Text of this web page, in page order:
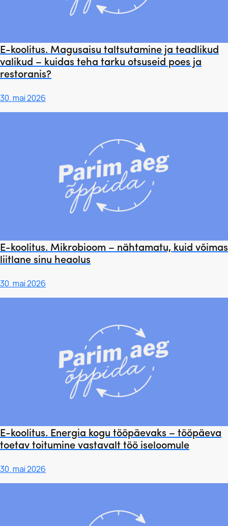
E-koolitus. Magusaisu taltsutamine ja teadlikud
valikud – kuidas teha tarku otsuseid poes ja
restoranis?
30. mai 2026
E-koolitus. Mikrobioom – nähtamatu, kuid võimas
liitlane sinu heaolus
30. mai 2026
E-koolitus. Energia kogu tööpäevaks – tööpäeva
toetav toitumine vastavalt töö iseloomule
30. mai 2026